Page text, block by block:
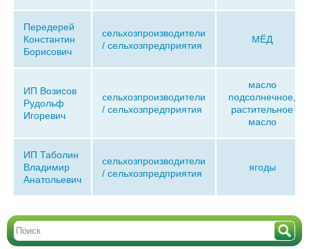
Передерей
Константин
Борисович
сельхозпроизводители
/ сельхозпредприятия
МЁД
ИП Возисов
Рудольф
Игоревич
сельхозпроизводители
/ сельхозпредприятия
масло
подсолнечное
растительное
масло
ИП Таболин
Владимир
Анатольевич
сельхозпроизводители
/ сельхозпредприятия
ягоды